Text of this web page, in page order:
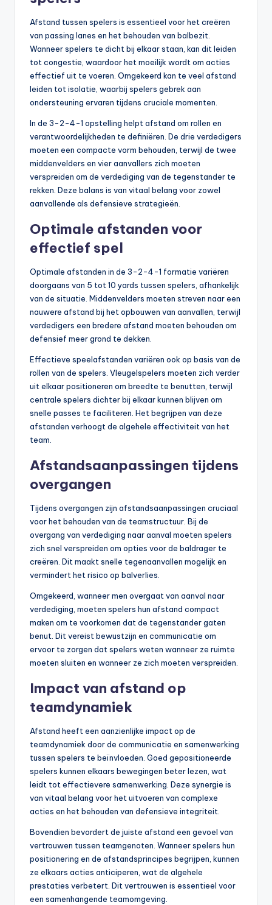
Afstand tussen spelers is essentieel voor het creëren
van passing lanes en het behouden van balbezit.
Wanneer spelers te dicht bij elkaar staan, kan dit leiden
tot congestie, waardoor het moeilijk wordt om acties
effectief uit te voeren. Omgekeerd kan te veel afstand
leiden tot isolatie, waarbij spelers gebrek aan
ondersteuning ervaren tijdens cruciale momenten.
In de 3-2-4-1 opstelling helpt afstand om rollen en
verantwoordelijkheden te definiëren. De drie verdedigers
moeten een compacte vorm behouden, terwijl de twee
middenvelders en vier aanvallers zich moeten
verspreiden om de verdediging van de tegenstander te
rekken. Deze balans is van vitaal belang voor zowel
aanvallende als defensieve strategieën.
Optimale afstanden voor
effectief spel
Optimale afstanden in de 3-2-4-1 formatie variëren
doorgaans van 5 tot 10 yards tussen spelers, afhankelijk
van de situatie. Middenvelders moeten streven naar een
nauwere afstand bij het opbouwen van aanvallen, terwijl
verdedigers een bredere afstand moeten behouden om
defensief meer grond te dekken.
Effectieve speelafstanden variëren ook op basis van de
rollen van de spelers. Vleugelspelers moeten zich verder
uit elkaar positioneren om breedte te benutten, terwijl
centrale spelers dichter bij elkaar kunnen blijven om
snelle passes te faciliteren. Het begrijpen van deze
afstanden verhoogt de algehele effectiviteit van het
team.
Afstandsaanpassingen tijdens
overgangen
Tijdens overgangen zijn afstandsaanpassingen cruciaal
voor het behouden van de teamstructuur. Bij de
overgang van verdediging naar aanval moeten spelers
zich snel verspreiden om opties voor de baldrager te
creëren. Dit maakt snelle tegenaanvallen mogelijk en
vermindert het risico op balverlies.
Omgekeerd, wanneer men overgaat van aanval naar
verdediging, moeten spelers hun afstand compact
maken om te voorkomen dat de tegenstander gaten
benut. Dit vereist bewustzijn en communicatie om
ervoor te zorgen dat spelers weten wanneer ze ruimte
moeten sluiten en wanneer ze zich moeten verspreiden.
Impact van afstand op
teamdynamiek
Afstand heeft een aanzienlijke impact op de
teamdynamiek door de communicatie en samenwerking
tussen spelers te beïnvloeden. Goed gepositioneerde
spelers kunnen elkaars bewegingen beter lezen, wat
leidt tot effectievere samenwerking. Deze synergie is
van vitaal belang voor het uitvoeren van complexe
acties en het behouden van defensieve integriteit.
Bovendien bevordert de juiste afstand een gevoel van
vertrouwen tussen teamgenoten. Wanneer spelers hun
positionering en de afstandsprincipes begrijpen, kunnen
ze elkaars acties anticiperen, wat de algehele
prestaties verbetert. Dit vertrouwen is essentieel voor
een samenhangende teamomgeving.